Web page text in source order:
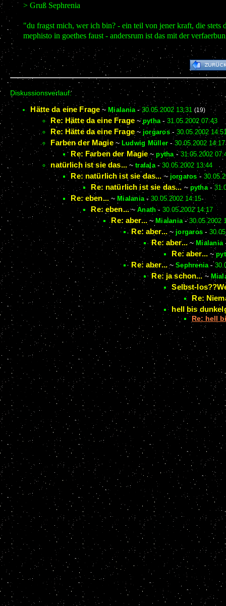
> Gruß Sephrenia
"du fragst mich, wer ich bin? - ein teil von jener kraft, die
mephisto in goethes faust - andersrum ist das mit der
Diskussionsverlauf:
Hätte da eine Frage ~ Mialania -30.05.2002 13:31 (19)
Re: Hätte da eine Frage~ pytha -31.05.2002 07:43
Re: Hätte da eine Frage~ jorgaros- 30.05.2002
Farben der Magie~ Ludwig Müller-30.05.2002 14:17
Re: Farben der Magie~pytha -31.05.2002
natürlich ist sie das...~ tralala- 30.05.2002 13:44
Re: natürlich ist sie das... ~ jorgaros -
Re: natürlich ist sie das... ~ pytha-
Re: eben... ~ Mialania -30.05.2002 14:15
Re: eben...~Anath -30.05.2002 14:17
Re: aber... ~ Mialania-30.05.2002
Re: aber... ~jorgaros -
Re: aber... ~ Mialania
Re: aber... ~
Re: aber... ~Sephrenia -
Re: ja schon...~
Selbst-
Re:
hell bis
Re: hell